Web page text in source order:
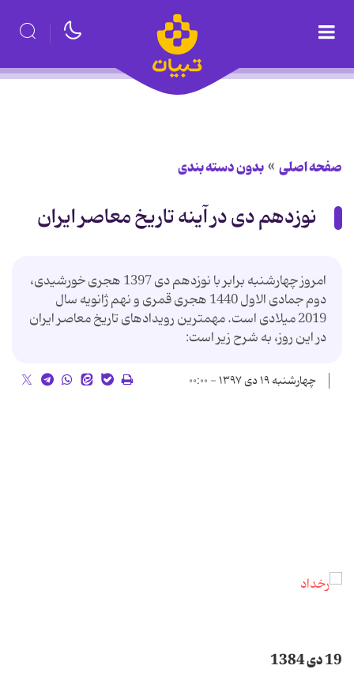
صفحه اصلی بدون دسته بندی
نوزدهم دی در آینه تاریخ معاصر ایران
امروز چهارشنبه برابر با نوزدهم دی 1397 هجری خورشیدی،
دوم جمادی الاول 1440 هجری قمری و نهم ژانویه سال
2019 میلادی است. مهمترین رویدادهای تاریخ معاصر ایران
در این روز، به شرح زیر است:
چهارشنبه ۱۹ دی ۱۳۹۷ - ۰۰:۰۰
19 دی 1384